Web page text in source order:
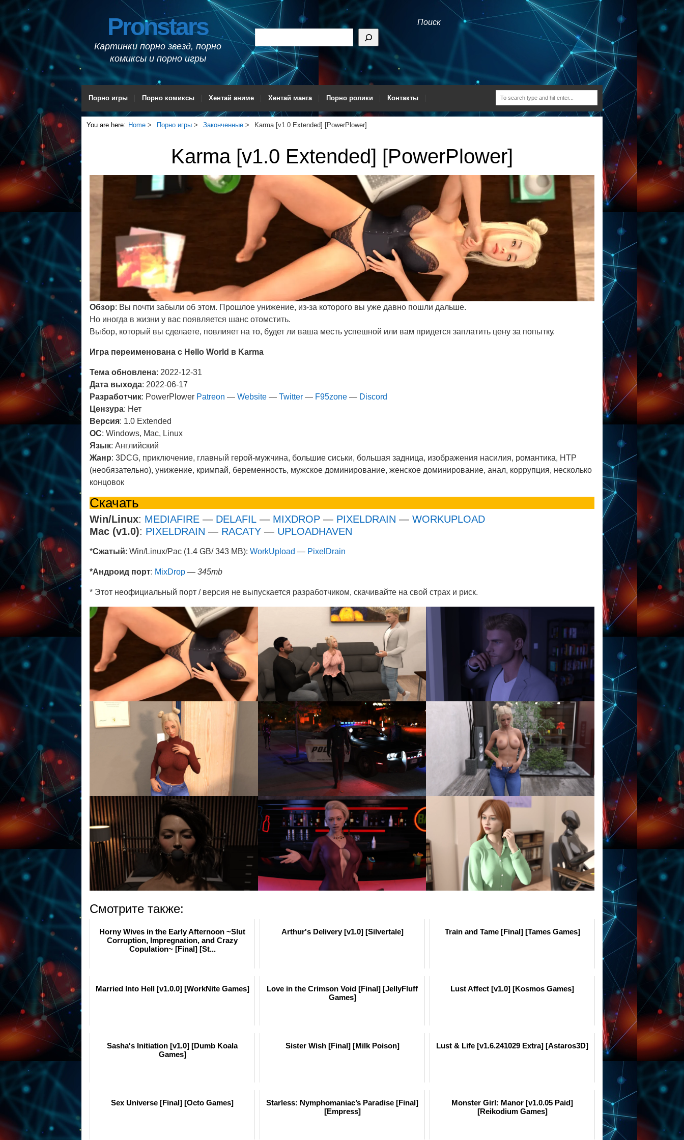
Pronstars
Картинки порно звезд, порно
комиксы и порно игры
Поиск
Порно игры Порно комиксы Хентай аниме Хентай манга Порно ролики Контакты
You are here: Home Порно игры Законченные Karma [v1.0 Extended] [PowerPlower]
Karma [v1.0 Extended] [PowerPlower]
Обзор: Вы почти забыли об этом. Прошлое унижение, из-за которого вы уже давно пошли дальше.
Но иногда в жизни у вас появляется шанс отомстить.
Выбор, который вы сделаете, повлияет на то, будет ли ваша месть успешной или вам придется заплатить цену за попытку.
Игра переименована с Hello World в Karma
Тема обновлена: 2022-12-31
Дата выхода: 2022-06-17
Разработчик: PowerPlower Patreon — Website — Twitter — F95zone — Discord
Цензура: Нет
Версия: 1.0 Extended
ОС: Windows, Mac, Linux
Язык: Английский
Жанр: 3DCG, приключение, главный герой-мужчина, большие сиськи, большая задница, изображения насилия, романтика, НТР
(необязательно), унижение, кримпай, беременность, мужское доминирование, женское доминирование, анал, коррупция, несколько
концовок
Скачать
Win/Linux: MEDIAFIRE — DELAFIL — MIXDROP — PIXELDRAIN — WORKUPLOAD
Mac (v1.0): PIXELDRAIN — RACATY — UPLOADHAVEN
*Сжатый: Win/Linux/Pac (1.4 GB/ 343 MB): WorkUpload — PixelDrain
*Андроид порт: MixDrop — 345mb
* Этот неофициальный порт / версия не выпускается разработчиком, скачивайте на свой страх и риск.
Смотрите также:
Horny Wives in the Early Afternoon ~Slut
Corruption, Impregnation, and Crazy
Copulation~ [Final] [St...
Arthur's Delivery [v1.0] [Silvertale] Train and Tame [Final] [Tames Games]
Married Into Hell [v1.0.0] [WorkNite Games]
Love in the Crimson Void [Final] [JellyFluff
Games]
Lust Affect [v1.0] [Kosmos Games]
Sasha's Initiation [v1.0] [Dumb Koala
Games]
Sister Wish [Final] [Milk Poison] Lust & Life [v1.6.241029 Extra] [Astaros3D]
Sex Universe [Final] [Octo Games]
Starless: Nymphomaniac’s Paradise [Final]
[Empress]
Monster Girl: Manor [v1.0.05 Paid]
[Reikodium Games]